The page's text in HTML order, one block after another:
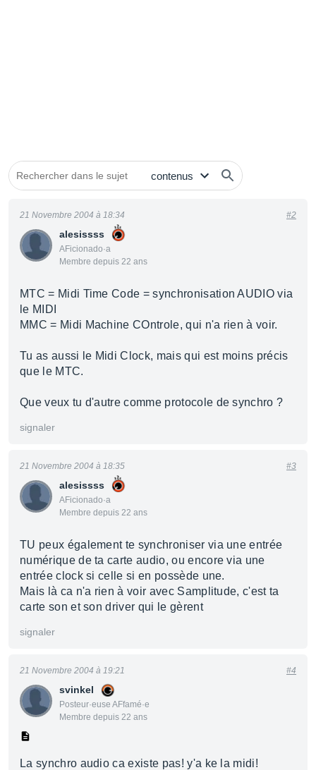
alesissss
AFicionado·a
Membre depuis 22 ans
21 Novembre 2004 à 18:34 #2
MTC = Midi Time Code = synchronisation AUDIO via
le MIDI
MMC = Midi Machine COntrole, qui n'a rien à voir.
Tu as aussi le Midi Clock, mais qui est moins précis
que le MTC.
Que veux tu d'autre comme protocole de synchro ?
signaler
alesissss
AFicionado·a
Membre depuis 22 ans
21 Novembre 2004 à 18:35 #3
TU peux également te synchroniser via une entrée
numérique de ta carte audio, ou encore via une
entrée clock si celle si en possède une.
Mais là ca n'a rien à voir avec Samplitude, c'est ta
carte son et son driver qui le gèrent
signaler
svinkel
Posteur·euse AFfamé·e
Membre depuis 22 ans
21 Novembre 2004 à 19:21 #4
La synchro audio ca existe pas! y'a ke la midi!